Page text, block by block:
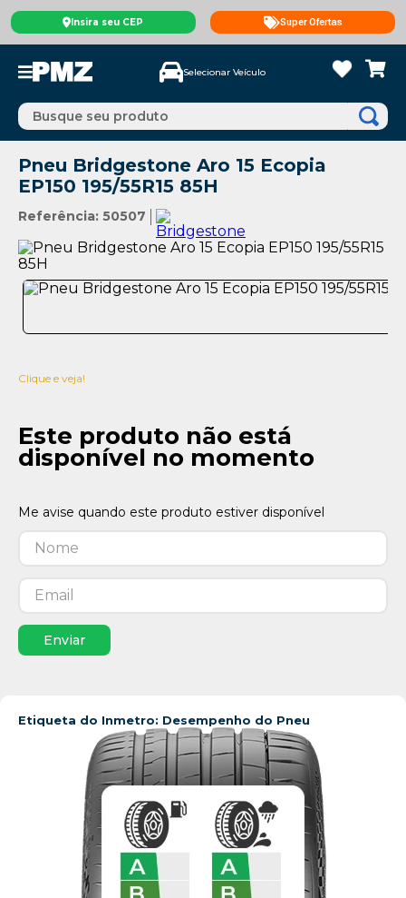
Insira seu CEP Super Ofertas
Selecionar Veículo
Busque seu produto
Pneu Bridgestone Aro 15 Ecopia
EP150 195/55R15 85H
Referência: 50507
Clique e veja!
Este produto não está
disponível no momento
Enviar
Etiqueta do Inmetro: Desempenho do Pneu